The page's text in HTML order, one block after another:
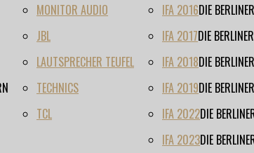
MONITOR AUDIO
JBL
LAUTSPRECHER TEUFEL
TECHNICS
TCL
IFA 2016DIE
IFA 2017DIE
IFA 2018DIE
IFA 2019DIE
IFA 2022DIE
IFA 2023DIE